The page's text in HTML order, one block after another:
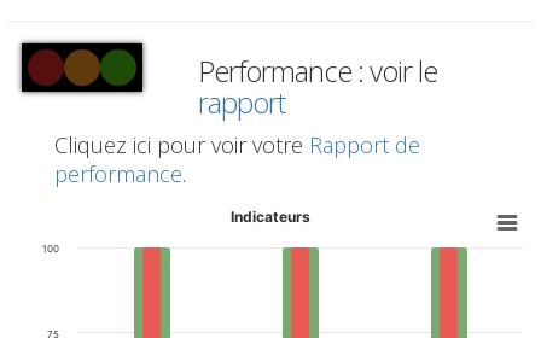
Performance : voir le
rapport
Cliquez ici pour voir votre Rapport de
performance.
Indicateurs
75
100